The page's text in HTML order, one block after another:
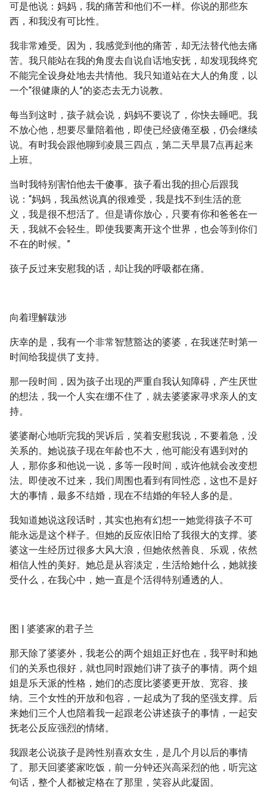
可是他说：妈妈，我的痛苦和他们不一样。你说的那些东
西，和我没有可比性。
我非常难受。因为，我感觉到他的痛苦，却无法替代他去痛
苦。我只能站在我的角度去自说自话地安抚，却发现我终究
不能完全设身处地去共情他。我只知道站在大人的角度，以
一个“很健康的人”的姿态去无力说教。
每当到这时，孩子就会说，妈妈不要说了，你快去睡吧。我
不放心他，想要尽量陪着他，即使已经疲倦至极，仍会继续
说。有时我会跟他聊到凌晨三四点，第二天早晨7点再起来
上班。
当时我特别害怕他去干傻事。孩子看出我的担心后跟我
说：“妈妈，我虽然说真的很难受，我是找不到生活的意
义，我是很不想活了。但是请你放心，只要有你和爸爸在一
天，我就不会轻生。即使我要离开这个世界，也会等到你们
不在的时候。”
孩子反过来安慰我的话，却让我的呼吸都在痛。
向着理解跋涉
庆幸的是，我有一个非常智慧豁达的婆婆，在我迷茫时第一
时间给我提供了支持。
那一段时间，因为孩子出现的严重自我认知障碍，产生厌世
的想法，我一个人实在绷不住了，就去婆婆家寻求亲人的支
持。
婆婆耐心地听完我的哭诉后，笑着安慰我说，不要着急，没
关系的。她说孩子现在年龄也不大，他可能没有遇到对的
人，那你多和他说一说，多等一段时间，或许他就会改变想
法。即使改不过来，我们周围也看到有同性恋，这也不是好
大的事情，最多不结婚，现在不结婚的年轻人多的是。
我知道她说这段话时，其实也抱有幻想——她觉得孩子不可
能永远是这个样子。但她的反应依旧给了我很大的支撑。婆
婆这一生经历过很多大风大浪，但她依然善良、乐观，依然
相信人性的美好。她总是从容淡定，生活给她什么，她就接
受什么，在我心中，她一直是个活得特别通透的人。
图 | 婆婆家的君子兰
那天除了婆婆外，我老公的两个姐姐正好也在，我平时和她
们的关系也很好，就也同时跟她们讲了孩子的事情。两个姐
姐是乐天派的性格，她们的态度比婆婆更开放、宽容、接
纳。三个女性的开放和包容，一起成为了我的坚强支撑。后
来她们三个人也陪着我一起跟老公讲述孩子的事情，一起安
抚老公反应强烈的情绪。
我跟老公说孩子是跨性别喜欢女生，是几个月以后的事情
了。那天回婆婆家吃饭，前一分钟还兴高采烈的他，听完这
句话，整个人都被定格在了那里，笑容从此凝固。